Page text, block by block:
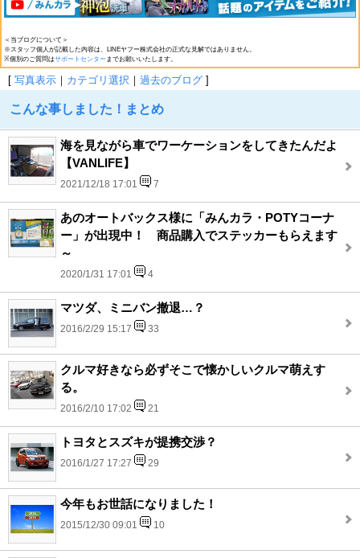
＜当ブログについて＞
※スタッフ個人が記載した内容は、LINEヤフー株式会社の正式な見解ではありません。
※個別のご質問はサポートセンターまでお願いいたします。
[ 写真表示 ｜ カテゴリ選択 ｜ 過去のブログ ]
こんな事しました！まとめ
海を見ながら車でワーケーションをしてきたんだよ
【VANLIFE】
2021/12/18 17:01 7
あのオートバックス様に「みんカラ・POTYコーナ
ー」が出現中！ 商品購入でステッカーもらえます
～
2020/1/31 17:01 4
マツダ、ミニバン撤退…？
2016/2/29 15:17 33
クルマ好きなら必ずそこで懐かしいクルマ萌えす
る。
2016/2/10 17:02 21
トヨタとスズキが提携交渉？
2016/1/27 17:27 29
今年もお世話になりました！
2015/12/30 09:01 10